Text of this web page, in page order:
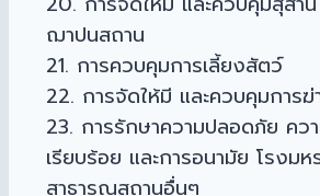
ฌาปนสถาน
21. การควบคุมการเลี้ยงสัตว์
22. การจัดให้มี และควบคุมการ
23. การรักษาความปลอดภัย ควา
เรียบร้อย และการอนามัย โรงม
สาธารณสถานอื่นๆ